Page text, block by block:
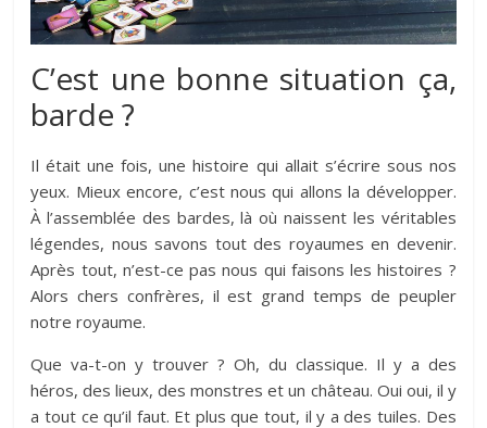
C’est une bonne situation ça,
barde ?
Il était une fois, une histoire qui allait s’écrire sous nos
yeux. Mieux encore, c’est nous qui allons la développer.
À l’assemblée des bardes, là où naissent les véritables
légendes, nous savons tout des royaumes en devenir.
Après tout, n’est-ce pas nous qui faisons les histoires ?
Alors chers confrères, il est grand temps de peupler
notre royaume.
Que va-t-on y trouver ? Oh, du classique. Il y a des
héros, des lieux, des monstres et un château. Oui oui, il y
a tout ce qu’il faut. Et plus que tout, il y a des tuiles. Des